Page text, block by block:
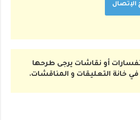
الإتصال
أو نقاشات يرجى طرحها
خانة التعليقات و المناقشات.